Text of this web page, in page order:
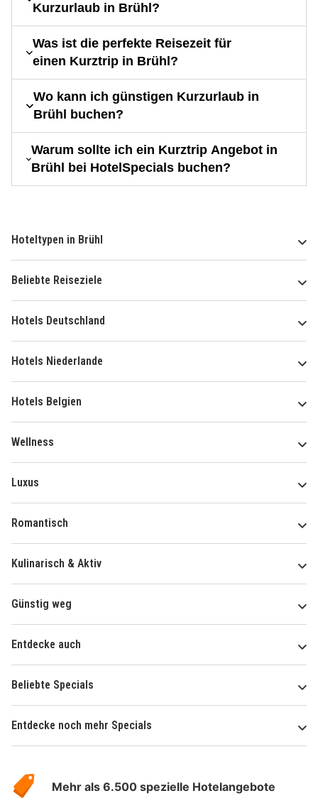
Kurzurlaub in Brühl?
Was ist die perfekte Reisezeit für
einen Kurztrip in Brühl?
Wo kann ich günstigen Kurzurlaub in
Brühl buchen?
Warum sollte ich ein Kurztrip Angebot in
Brühl bei HotelSpecials buchen?
Hoteltypen in Brühl
Beliebte Reiseziele
Hotels Deutschland
Hotels Niederlande
Hotels Belgien
Wellness
Luxus
Romantisch
Kulinarisch & Aktiv
Günstig weg
Entdecke auch
Beliebte Specials
Entdecke noch mehr Specials
Hotelspecials
Mehr als 6.500 spezielle Hotelangebote